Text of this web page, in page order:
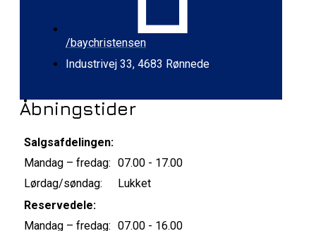
/baychristensen
Industrivej 33, 4683 Rønnede
Åbningstider
Salgsafdelingen:
Mandag – fredag: 07.00 - 17.00
Lørdag/søndag:
Lukket
Reservedele:
Mandag – fredag: 07.00 - 16.00